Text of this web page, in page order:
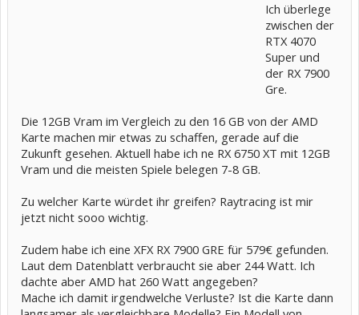
Ich überlege
zwischen der
RTX 4070
Super und
der RX 7900
Gre.
Die 12GB Vram im Vergleich zu den 16 GB von der AMD
Karte machen mir etwas zu schaffen, gerade auf die
Zukunft gesehen. Aktuell habe ich ne RX 6750 XT mit 12GB
Vram und die meisten Spiele belegen 7-8 GB.
Zu welcher Karte würdet ihr greifen? Raytracing ist mir
jetzt nicht sooo wichtig.
Zudem habe ich eine XFX RX 7900 GRE für 579€ gefunden.
Laut dem Datenblatt verbraucht sie aber 244 Watt. Ich
dachte aber AMD hat 260 Watt angegeben?
Mache ich damit irgendwelche Verluste? Ist die Karte dann